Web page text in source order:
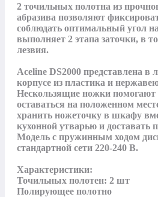
2 точильных полотна из
абразива позволяют
соблюдать оптимальный угол
выполняет 2 этапа заточки, в
лезвия.
Aceline DS2000 представлена в
корпусе из пластика и
Нескользящие ножки помогают
оставаться на положенном
хранить ножеточку в шкафу
кухонной утварью и доставать
Модель с пружинным ходом
стандартной сети 220-240 В.
Характеристики:
Точильных полотен: 2 шт
Полирующее полотно